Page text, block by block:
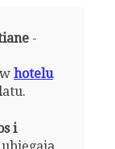
-
hotelu
i